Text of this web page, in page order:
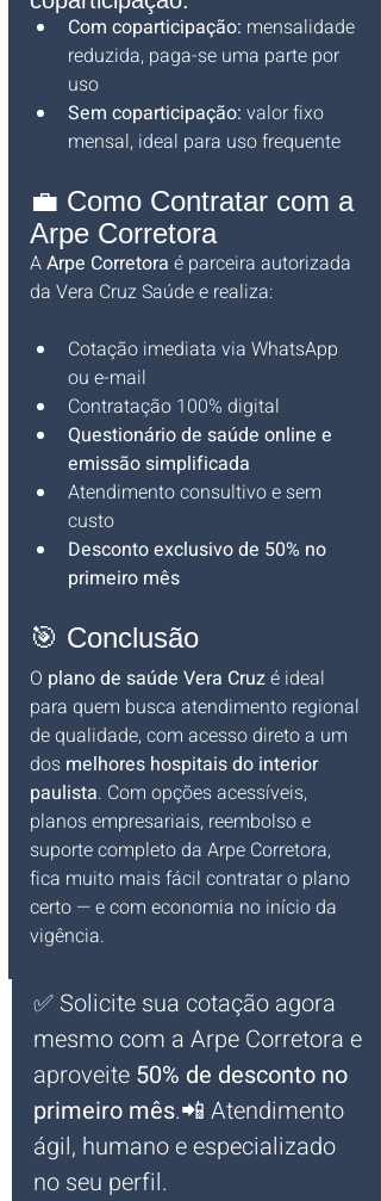
Com coparticipação: mensalidade
reduzida, paga-se uma parte por
uso
Sem coparticipação: valor fixo
mensal, ideal para uso frequente
💼 Como Contratar com a
Arpe Corretora
A Arpe Corretora é parceira autorizada
da Vera Cruz Saúde e realiza:
Cotação imediata via WhatsApp
ou e-mail
Contratação 100% digital
Questionário de saúde online e
emissão simplificada
Atendimento consultivo e sem
custo
Desconto exclusivo de 50% no
primeiro mês
🎯 Conclusão
O plano de saúde Vera Cruz é ideal
para quem busca atendimento regional
de qualidade, com acesso direto a um
dos melhores hospitais do interior
paulista. Com opções acessíveis,
planos empresariais, reembolso e
suporte completo da Arpe Corretora,
fica muito mais fácil contratar o plano
certo — e com economia no início da
vigência.
✅ Solicite sua cotação agora
mesmo com a Arpe Corretora e
aproveite 50% de desconto no
primeiro mês.📲 Atendimento
ágil, humano e especializado
no seu perfil.